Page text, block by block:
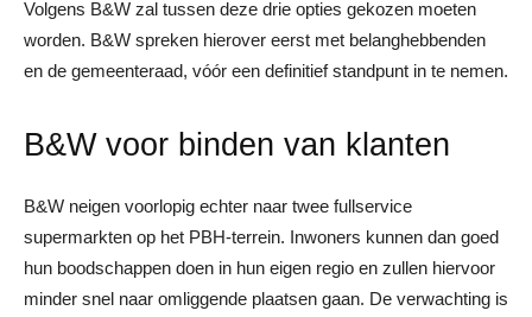
Volgens B&W zal tussen deze drie opties gekozen moeten
worden. B&W spreken hierover eerst met belanghebbenden
en de gemeenteraad, vóór een definitief standpunt in te nemen.
B&W voor binden van klanten
B&W neigen voorlopig echter naar twee fullservice
supermarkten op het PBH-terrein. Inwoners kunnen dan goed
hun boodschappen doen in hun eigen regio en zullen hiervoor
minder snel naar omliggende plaatsen gaan. De verwachting is